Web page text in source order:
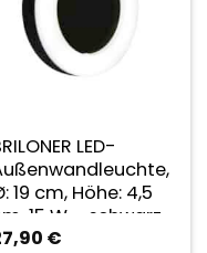
LED-
19 cm, Höhe: 4,5
15 W – schwarz
€